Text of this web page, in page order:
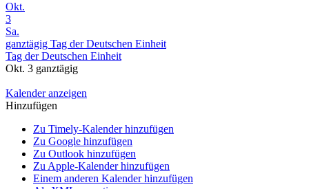
Okt.
3
Sa.
ganztägig Tag der Deutschen Einheit
Tag der Deutschen Einheit
Okt. 3 ganztägig
Kalender anzeigen
Hinzufügen
Zu Timely-Kalender hinzufügen
Zu Google hinzufügen
Zu Outlook hinzufügen
Zu Apple-Kalender hinzufügen
Einem anderen Kalender hinzufügen